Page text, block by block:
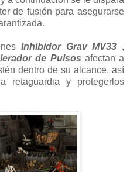
de fusión para asegurarse
Inhibidor Grav MV33 ,
de Pulsos afectan a
dentro de su alcance, así
retaguardia y protegerlos